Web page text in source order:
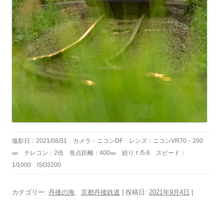
撮影日：2021/08/31 カメラ：ニコンDF レンズ：ニコンVR70－200
㎜ テレコン：2倍 焦点距離：400㎜ 絞りｆ/5.6 スピード：
1/1000 ISO3200
カテゴリー: 丹後の海、 京都丹後鉄道 | 投稿日: 2021年9月4日